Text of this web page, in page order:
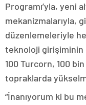
Programı’yla, yeni
mekanizmalarıyla,
düzenlemeleriyle
teknoloji girişiminin
100 Turcorn, 100
topraklarda
“İnanıyorum ki bu